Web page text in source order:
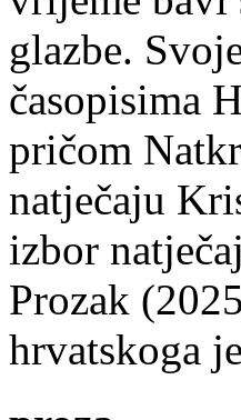
glazbe.
časopisima
pričom
natječaju
izbor
Prozak
hrvatskoga